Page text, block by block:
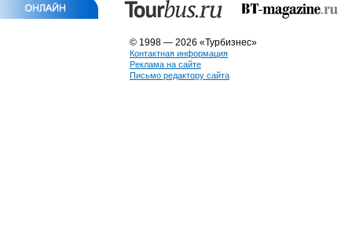
© 1998 — 2026 «Турбизнес»
Контактная информация
Реклама на сайте
Письмо редактору сайта